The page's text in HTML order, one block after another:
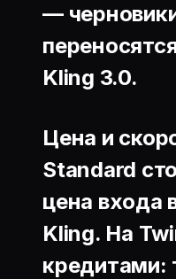
—
Kling 3.0.
Цена и
Standard
цена входа
Kling. На
кредитами: